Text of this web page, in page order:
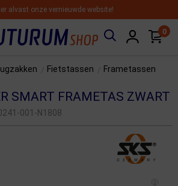
alvast onze vernieuwde website!
0
Fietstassen Frametassen
SMART FRAMETAS ZWART
001-N1808